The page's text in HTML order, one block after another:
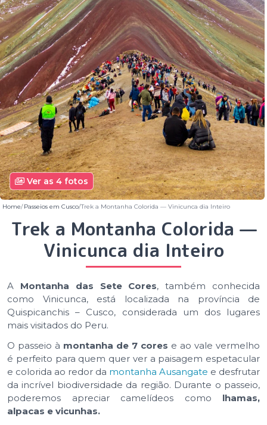
Ver as 4 fotos
Home Passeios em Cusco Trek a Montanha Colorida — Vinicunca dia Inteiro
Trek a Montanha Colorida —
Vinicunca dia Inteiro
A Montanha das Sete Cores, também conhecida
como Vinicunca, está localizada na província de
Quispicanchis – Cusco, considerada um dos lugares
mais visitados do Peru.
O passeio à montanha de 7 cores e ao vale vermelho
é perfeito para quem quer ver a paisagem espetacular
e colorida ao redor da montanha Ausangate e desfrutar
da incrível biodiversidade da região. Durante o passeio,
poderemos apreciar camelídeos como lhamas,
alpacas e vicunhas.